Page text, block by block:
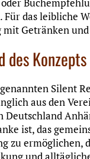
Für das leibliche
mit Getränken und
des Konzepts
Silent
aus den
Deutschland
ist, das
zu ermöglichen,